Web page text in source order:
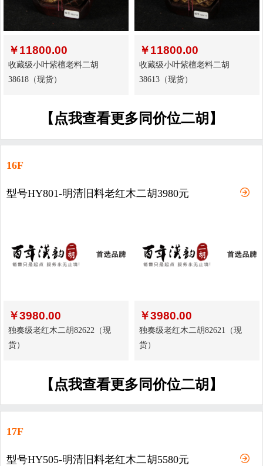
￥11800.00
收藏级小叶紫檀老料二胡
38618（现货）
￥11800.00
收藏级小叶紫檀老料二胡
38613（现货）
【点我查看更多同价位二胡】
16F
型号HY801-明清旧料老红木二胡3980元
￥3980.00
独奏级老红木二胡82622（现
货）
￥3980.00
独奏级老红木二胡82621（现
货）
【点我查看更多同价位二胡】
17F
型号HY505-明清旧料老红木二胡5580元